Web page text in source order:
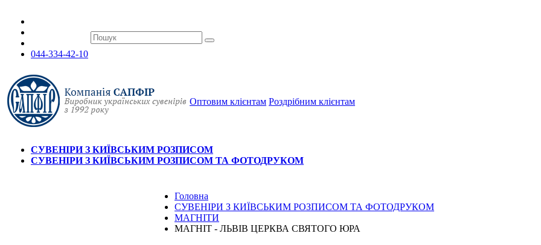
044-334-42-10
Оптовим клієнтам Роздрібним клієнтам
СУВЕНІРИ З КИЇВСЬКИМ РОЗПИСОМ
СУВЕНІРИ З КИЇВСЬКИМ РОЗПИСОМ ТА ФОТОДРУКОМ
Головна
СУВЕНІРИ З КИЇВСЬКИМ РОЗПИСОМ ТА ФОТОДРУКОМ
МАГНІТИ
МАГНІТ - ЛЬВІВ ЦЕРКВА СВЯТОГО ЮРА